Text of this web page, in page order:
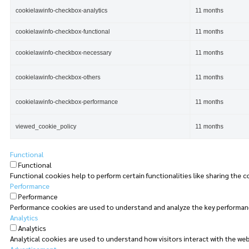
cookielawinfo-checkbox-analytics 11 months
cookielawinfo-checkbox-functional 11 months
cookielawinfo-checkbox-necessary 11 months
cookielawinfo-checkbox-others 11 months
cookielawinfo-checkbox-performance 11 months
viewed_cookie_policy 11 months
Functional
Functional
Functional cookies help to perform certain functionalities like sharing the
Performance
Performance
Performance cookies are used to understand and analyze the key
Analytics
Analytics
Analytical cookies are used to understand how visitors interact with the